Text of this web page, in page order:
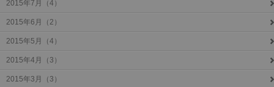
2015年7月（4）
2015年6月（2）
2015年5月（4）
2015年4月（3）
2015年3月（3）